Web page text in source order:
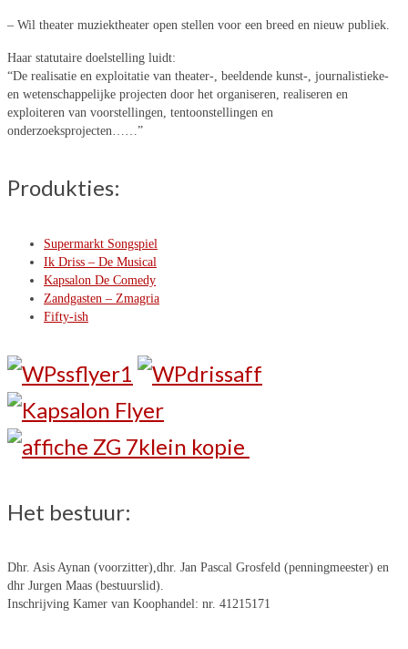
– Wil theater muziektheater open stellen voor een breed en nieuw publiek.
Haar statutaire doelstelling luidt:
“De realisatie en exploitatie van theater-, beeldende kunst-, journalistieke-
en wetenschappelijke projecten door het organiseren, realiseren en
exploiteren van voorstellingen, tentoonstellingen en
onderzoeksprojecten……”
Produkties:
Supermarkt Songspiel
Ik Driss – De Musical
Kapsalon De Comedy
Zandgasten – Zmagria
Fifty-ish
Het bestuur:
Dhr. Asis Aynan (voorzitter),dhr. Jan Pascal Grosfeld (penningmeester) en
dhr Jurgen Maas (bestuurslid).
Inschrijving Kamer van Koophandel: nr. 41215171